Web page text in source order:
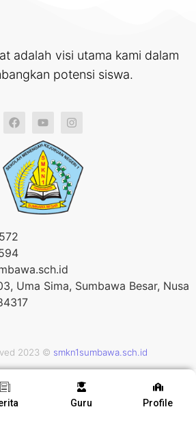
adalah visi utama kami dalam
potensi siswa.
Uma Sima, Sumbawa Besar, Nusa
2023 © smkn1sumbawa.sch.id
Guru Profile